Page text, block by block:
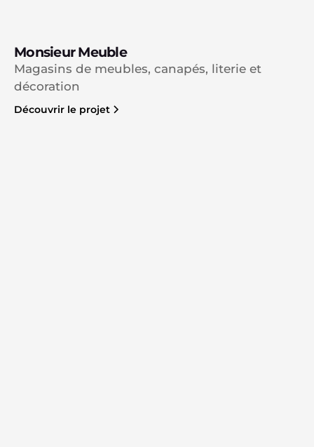
Monsieur Meuble
Magasins de meubles, canapés, literie et
décoration
Découvrir le projet